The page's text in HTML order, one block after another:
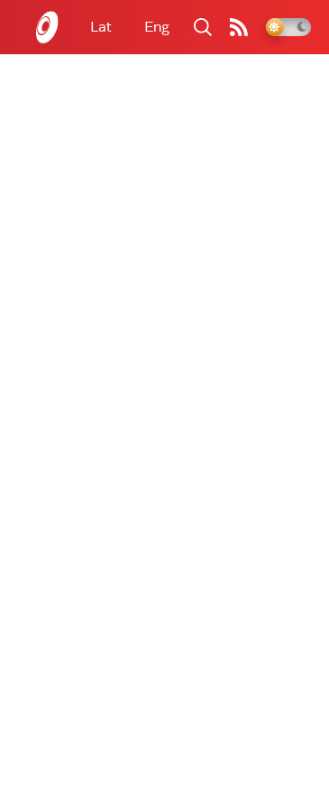
Lat Eng